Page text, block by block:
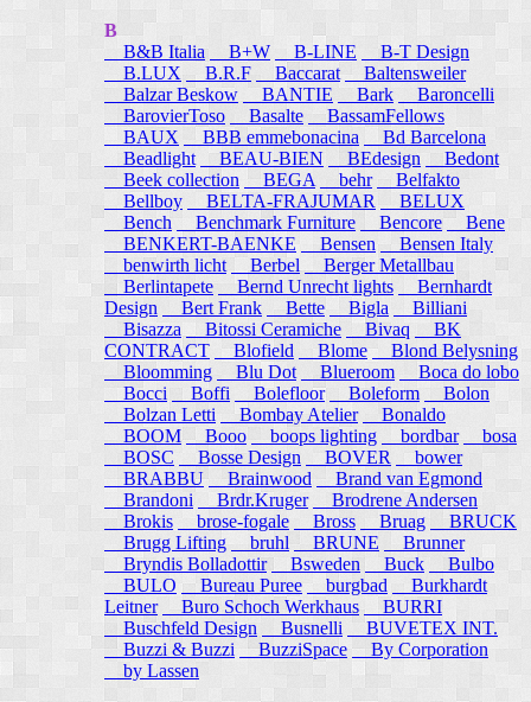
B
B&B Italia
B+W B-LINE
B-T Design
B.LUX
B.R.F Baccarat
Baltensweiler
Balzar Beskow
BANTIE Bark
Baroncelli
BarovierToso
Basalte
BassamFellows
BAUX
BBB emmebonacina
Bd Barcelona
Beadlight
BEAU-BIEN BEdesign
Bedont
Beek collection
BEGA behr
Belfakto
Bellboy
BELTA-FRAJUMAR
BELUX
Bench
Benchmark Furniture Bencore
Bene
BENKERT-BAENKE
Bensen
Bensen Italy
benwirth licht
Berbel
Berger Metallbau
Berlintapete
Bernd Unrecht lights
Bernhardt
Design
Bert Frank Bette Bigla
Billiani
Bisazza
Bitossi Ceramiche Bivaq
BK
CONTRACT
Blofield Blome Blond Belysning
Bloomming
Blu Dot Blueroom
Boca do lobo
Bocci
Boffi Bolefloor Boleform
Bolon
Bolzan Letti
Bombay Atelier
Bonaldo
BOOM
Booo boops lighting bordbar
bosa
BOSC
Bosse Design BOVER
bower
BRABBU
Brainwood
Brand van Egmond
Brandoni
Brdr.Kruger
Brodrene Andersen
Brokis
brose-fogale Bross Bruag
BRUCK
Brugg Lifting
bruhl BRUNE
Brunner
Bryndis Bolladottir
Bsweden Buck
Bulbo
BULO
Bureau Puree burgbad
Burkhardt
Leitner
Buro Schoch Werkhaus
BURRI
Buschfeld Design
Busnelli
BUVETEX INT.
Buzzi & Buzzi
BuzziSpace By Corporation
by Lassen